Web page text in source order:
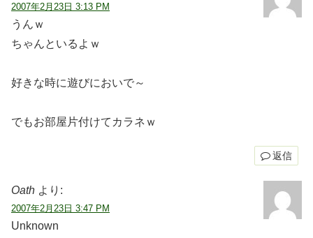
2007年2月23日 3:13 PM
うんｗ
ちゃんといるよｗ
好きな時に遊びにおいで～
でもお部屋片付けてカラネｗ
返信
Oath より:
2007年2月23日 3:47 PM
Unknown